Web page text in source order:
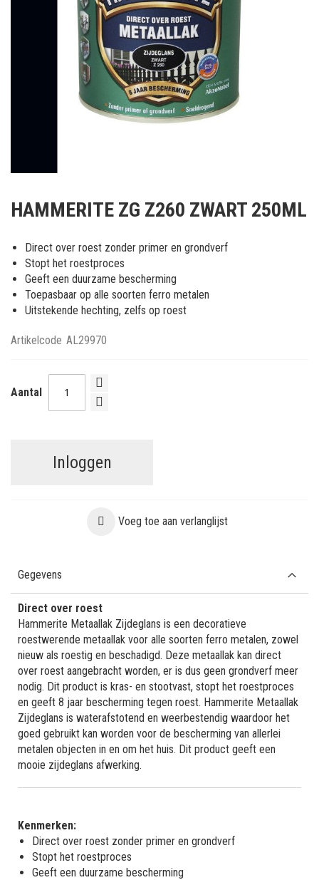
het
van
de
afbeeldingen-
gallerij
HAMMERITE ZG Z260 ZWART 250ML
Direct over roest zonder primer en grondverf
Stopt het roestproces
Geeft een duurzame bescherming
Toepasbaar op alle soorten ferro metalen
Uitstekende hechting, zelfs op roest
Artikelcode AL29970
Aantal
Inloggen
Voeg toe aan verlanglijst
Gegevens
Direct over roest
Hammerite Metaallak Zijdeglans is een decoratieve
roestwerende metaallak voor alle soorten ferro metalen, zowel
nieuw als roestig en beschadigd. Deze metaallak kan direct
over roest aangebracht worden, er is dus geen grondverf meer
nodig. Dit product is kras- en stootvast, stopt het roestproces
en geeft 8 jaar bescherming tegen roest. Hammerite Metaallak
Zijdeglans is waterafstotend en weerbestendig waardoor het
goed gebruikt kan worden voor de bescherming van allerlei
metalen objecten in en om het huis. Dit product geeft een
mooie zijdeglans afwerking.
Kenmerken:
Direct over roest zonder primer en grondverf
Stopt het roestproces
Geeft een duurzame bescherming